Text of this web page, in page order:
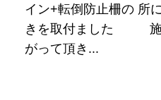
イン+転倒防止柵の 所
きを取付ました 施
がって頂き...